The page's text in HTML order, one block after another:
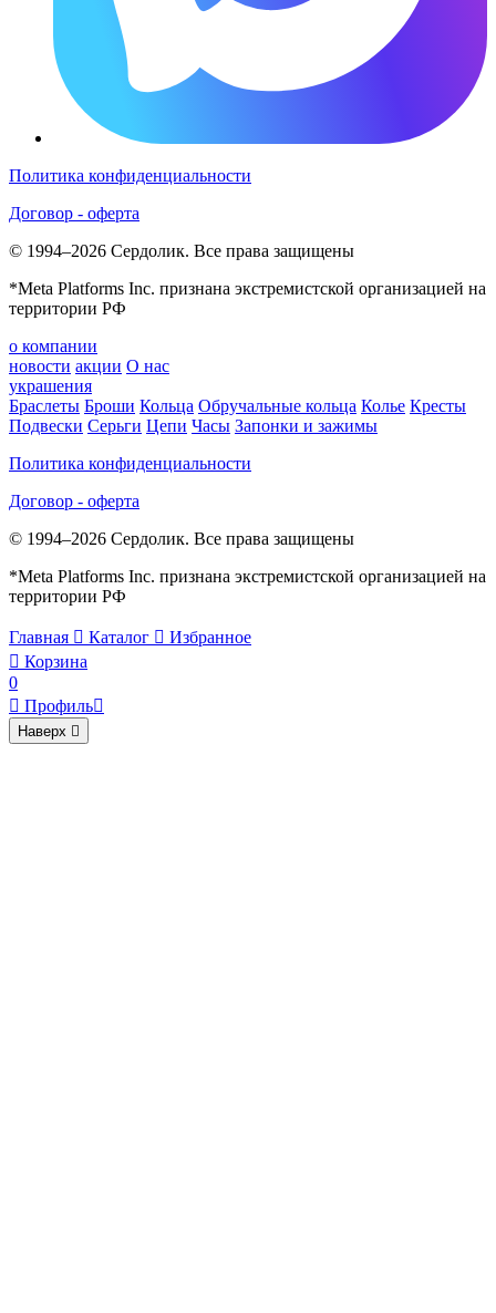
Политика конфиденциальности
Договор - оферта
© 1994–2026 Сердолик. Все права защищены
*Meta Platforms Inc. признана экстремистской организацией на
территории РФ
о компании
новости акции О нас
украшения
Браслеты Броши Кольца Обручальные кольца Колье Кресты
Подвески Серьги Цепи Часы Запонки и зажимы
Политика конфиденциальности
Договор - оферта
© 1994–2026 Сердолик. Все права защищены
*Meta Platforms Inc. признана экстремистской организацией на
территории РФ
Главная  Каталог  Избранное
 Корзина
0
 Профиль
Наверх 